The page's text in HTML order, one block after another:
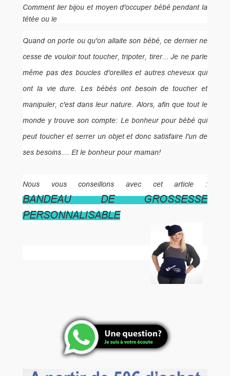
Comment lier bijou et moyen d'occuper bébé pendant la
tétée ou le
Quand on porte ou qu'on allaite son bébé, ce dernier ne
cesse de vouloir tout toucher, tripoter, tirer... Je ne parle
même pas des boucles d'oreilles et autres cheveux qui
ont la vie dure. Les bébés ont besoin de toucher et
manipuler, c'est dans leur nature. Alors, afin que tout le
monde y trouve son compte: Le bonheur pour bébé qui
peut toucher et serrer un objet et donc satisfaire l'un de
ses besoins.... Et le bonheur pour maman!
Nous vous conseillons avec cet article :
BANDEAU DE GROSSESSE
PERSONNALISABLE